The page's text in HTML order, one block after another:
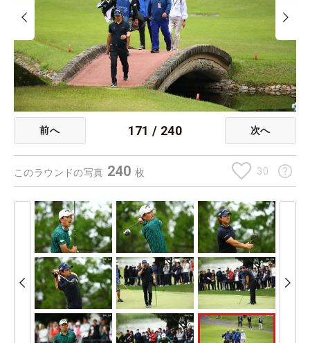
前へ 171 / 240 次へ
このラウンドの写真 240 枚 30